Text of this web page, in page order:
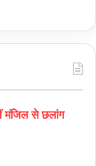
मंजिल से छलांग